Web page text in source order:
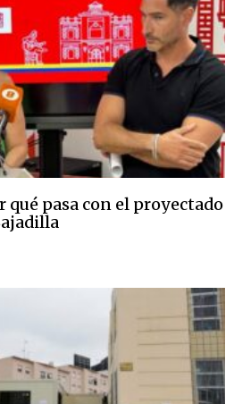
qué pasa con el proyectado